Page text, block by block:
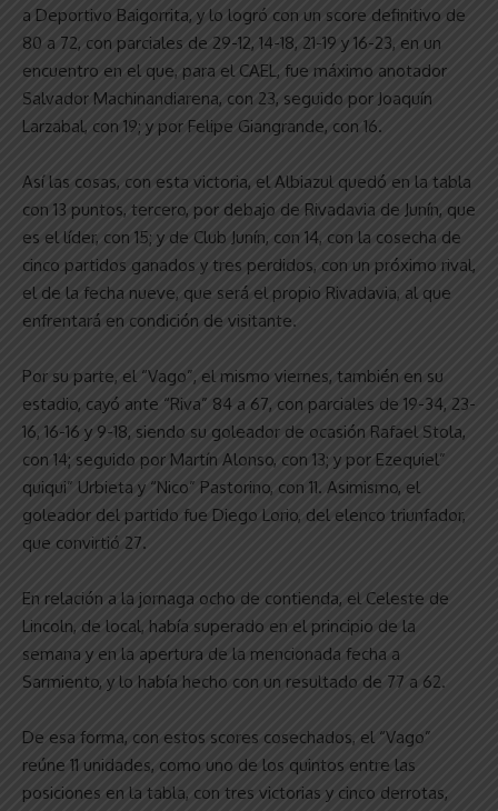
a Deportivo Baigorrita, y lo logró con un score definitivo de
80 a 72, con parciales de 29-12, 14-18, 21-19 y 16-23, en un
encuentro en el que, para el CAEL, fue máximo anotador
Salvador Machinandiarena, con 23, seguido por Joaquín
Larzabal, con 19; y por Felipe Giangrande, con 16.
Así las cosas, con esta victoria, el Albiazul quedó en la tabla
con 13 puntos, tercero, por debajo de Rivadavia de Junín, que
es el líder, con 15; y de Club Junín, con 14, con la cosecha de
cinco partidos ganados y tres perdidos, con un próximo rival,
el de la fecha nueve, que será el propio Rivadavia, al que
enfrentará en condición de visitante.
Por su parte, el “Vago”, el mismo viernes, también en su
estadio, cayó ante “Riva” 84 a 67, con parciales de 19-34, 23-
16, 16-16 y 9-18, siendo su goleador de ocasión Rafael Stola,
con 14; seguido por Martín Alonso, con 13; y por Ezequiel”
quiqui” Urbieta y “Nico” Pastorino, con 11. Asimismo, el
goleador del partido fue Diego Lorio, del elenco triunfador,
que convirtió 27.
En relación a la jornaga ocho de contienda, el Celeste de
Lincoln, de local, había superado en el principio de la
semana y en la apertura de la mencionada fecha a
Sarmiento, y lo había hecho con un resultado de 77 a 62.
De esa forma, con estos scores cosechados, el “Vago”
reúne 11 unidades, como uno de los quintos entre las
posiciones en la tabla, con tres victorias y cinco derrotas,